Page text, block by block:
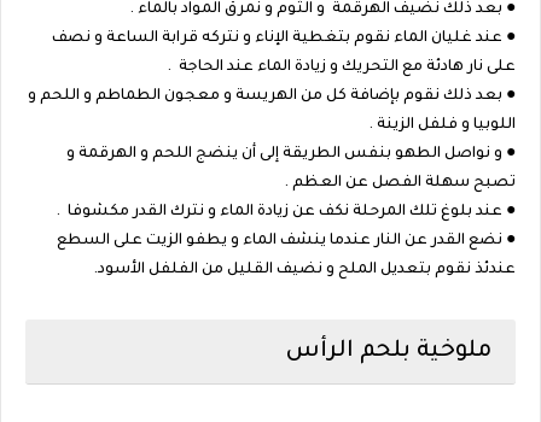
● بعد ذلك نضيف الهرقمة و الثوم و نمرق المواد بالماء .
● عند غليان الماء نقوم بتغطية الإناء و نتركه قرابة الساعة و نصف
على نار هادئة مع التحريك و زيادة الماء عند الحاجة .
● بعد ذلك نقوم بإضافة كل من الهريسة و معجون الطماطم و اللحم و
اللوبيا و فلفل الزينة .
● و نواصل الطهو بنفس الطريقة إلى أن ينضج اللحم و الهرقمة و
تصبح سهلة الفصل عن العظم .
● عند بلوغ تلك المرحلة نكف عن زيادة الماء و نترك القدر مكشوفا .
● نضع القدر عن النار عندما ينشف الماء و يطفو الزيت على السطع
عندئذ نقوم بتعديل الملح و نضيف القليل من الفلفل الأسود.
ملوخية بلحم الرأس